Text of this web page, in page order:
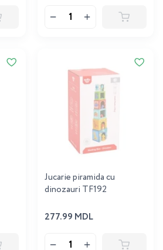
Jucarie piramida cu
dinozauri TF192
277.99 MDL